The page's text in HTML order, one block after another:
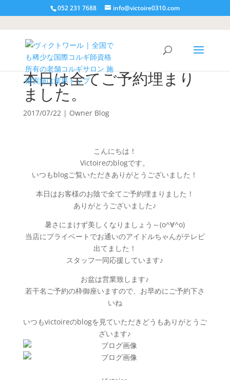
052 231 7688 info@victoire0310.com
本日は全てご予約埋まり
ました。
2017/07/22| Owner Blog
こんにちは！
Victoireのblogです。
いつもblogご覧いただきありがとうございました！
本日はお客様のお陰で全てご予約埋まりました！
ありがとうございました♪
暑さにまけず美しくなりましょう～(o^∀^o)
当店にプライベートでお通いのアイドルちゃんがテレビ
出てました！
スタッフ一同応援しています♪
お盆は営業致します♪
若干名ご予約の枠御座いますので、お早めにご予約下さ
いね
いつもvictoireのblogを見ていただきどうもありがとうご
ざいます♪